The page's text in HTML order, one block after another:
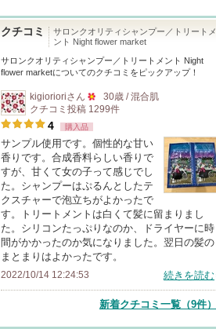
クチコミ
サロンクオリティシャンプー／トリートメ
ント Night flower market
サロンクオリティシャンプー／トリートメント Night
flower marketについてのクチコミをピックアップ！
kigiorioriさん
50
人
以
上
の
メ
ン
バ
ー
に
30歳 / 混合肌
クチコミ投稿 1299件
4 購入品
サンプル使用です。個性的な甘い
香りです。合成香料らしい香りで
すが、甘くて女の子って感じでし
た。シャンプーはぷるんとしたテ
クスチャーで泡立ちがよかったで
す。トリートメントは白くて髪に留まりまし
た。シリコンたっぷりなのか、ドライヤーに時
間がかかったのか気になりました。翌日の髪の
まとまりはよかったです。
2022/10/14 12:24:53 続きを読む
新着クチコミ一覧 （9件）